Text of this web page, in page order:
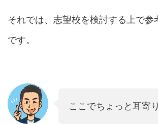
それでは、志望校を検討する上で参
です。
ここでちょっと耳寄